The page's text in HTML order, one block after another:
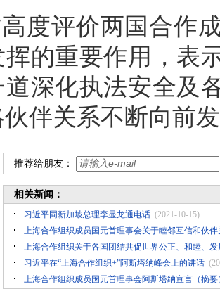
度评价两国合作
挥的重要作用，表
道深化执法安全及
伴关系不断向前
推荐给朋友：
相关新闻：
习近平同新加坡总理李显龙通电话 (2021-10-15)
上海合作组织成员国元首理事会关于睦邻互信和伙
上海合作组织关于各国团结共促世界公正、和睦、发
习近平在“上海合作组织+”阿斯塔纳峰会上的讲话
上海合作组织成员国元首理事会阿斯塔纳宣言（摘要